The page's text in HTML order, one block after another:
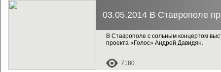
03.05.2014 В Ставрополе
В Ставрополе с сольным концертом
проекта «Голос» Андрей Давидян.
7180